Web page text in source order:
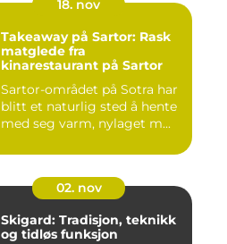
18. nov
Takeaway på Sartor: Rask
matglede fra
kinarestaurant på Sartor
Sartor-området på Sotra har
blitt et naturlig sted å hente
med seg varm, nylaget m...
02. nov
Skigard: Tradisjon, teknikk
og tidløs funksjon